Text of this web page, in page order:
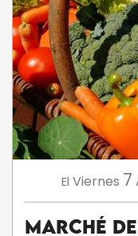
El Viernes 7
Marché